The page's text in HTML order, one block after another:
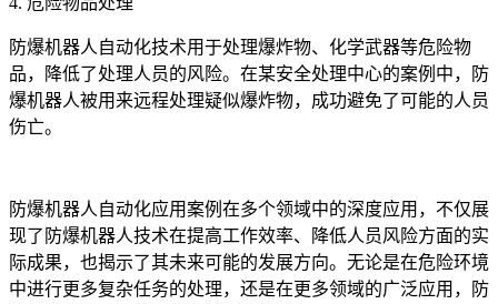
防爆机器人自动化技术用于处理爆炸物、化学武器等危险物
品，降低了处理人员的风险。在某安全处理中心的案例中，防
爆机器人被用来远程处理疑似爆炸物，成功避免了可能的人员
伤亡。
防爆机器人自动化应用案例在多个领域中的深度应用，不仅展
现了防爆机器人技术在提高工作效率、降低人员风险方面的实
际成果，也揭示了其未来可能的发展方向。无论是在危险环境
中进行更多复杂任务的处理，还是在更多领域的广泛应用，防